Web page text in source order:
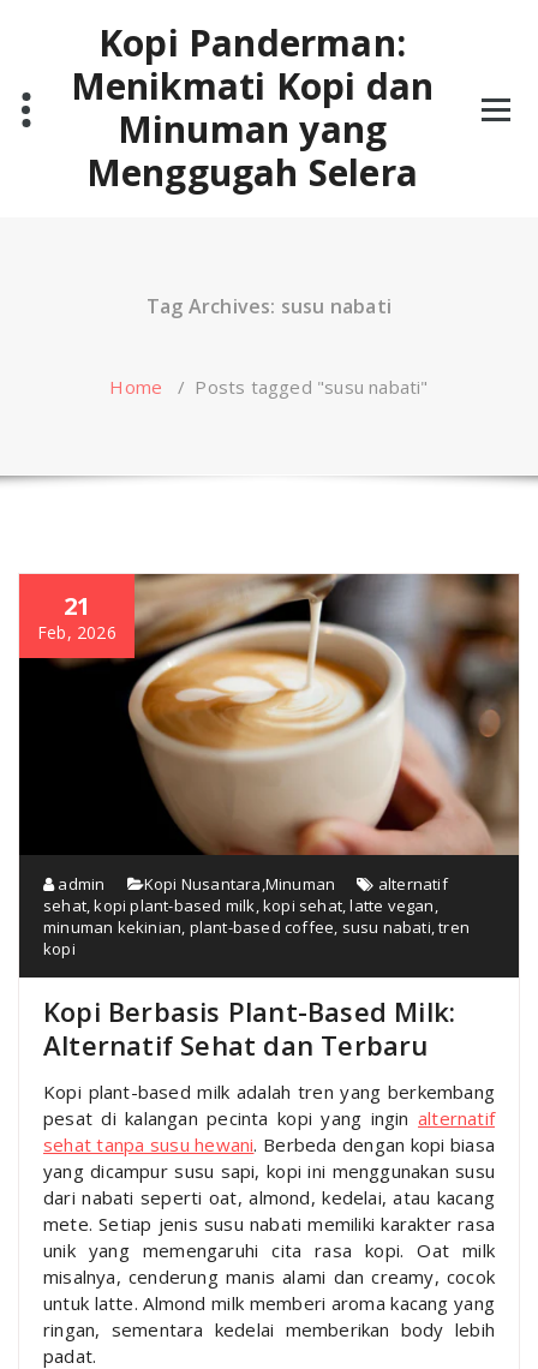
Kopi Panderman:
Menikmati Kopi dan
Minuman yang
Menggugah Selera
Tag Archives: susu nabati
Home / Posts tagged "susu nabati"
21
Feb, 2026
admin Kopi Nusantara Minuman
alternatif
sehat ,kopi plant-based milk ,kopi sehat ,latte vegan
minuman kekinian plant-based coffee susu nabati ,tren
kopi
Kopi Berbasis Plant-Based Milk:
Alternatif Sehat dan Terbaru
Kopi plant-based milk adalah tren yang berkembang
pesat di kalangan pecinta kopi yang ingin alternatif
sehat tanpa susu hewani. Berbeda dengan kopi biasa
yang dicampur susu sapi, kopi ini menggunakan susu
dari nabati seperti oat, almond, kedelai, atau kacang
mete. Setiap jenis susu nabati memiliki karakter rasa
unik yang memengaruhi cita rasa kopi. Oat milk
misalnya, cenderung manis alami dan creamy, cocok
untuk latte. Almond milk memberi aroma kacang yang
ringan, sementara kedelai memberikan body lebih
padat.